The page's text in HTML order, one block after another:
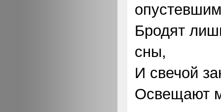
опустевшим
Бродят
сны,
И свечой
Освещают